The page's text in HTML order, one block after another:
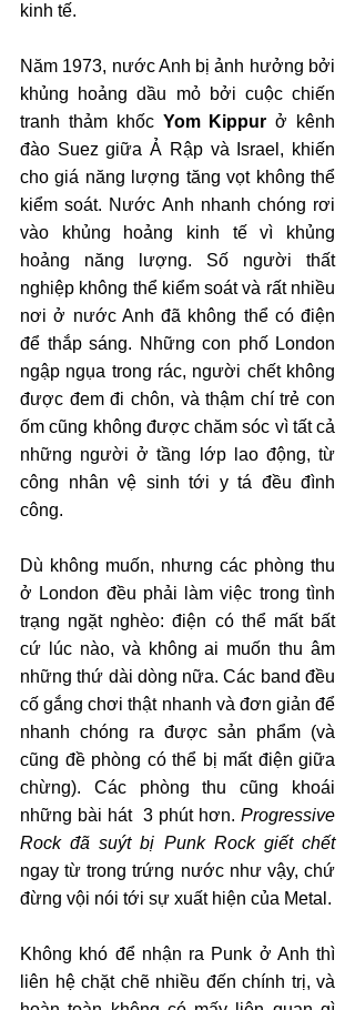
kinh tế.
Năm 1973, nước Anh bị ảnh hưởng bởi
khủng hoảng dầu mỏ bởi cuộc chiến
tranh thảm khốc Yom Kippur ở kênh
đào Suez giữa Ả Rập và Israel, khiến
cho giá năng lượng tăng vọt không thể
kiểm soát. Nước Anh nhanh chóng rơi
vào khủng hoảng kinh tế vì khủng
hoảng năng lượng. Số người thất
nghiệp không thể kiểm soát và rất nhiều
nơi ở nước Anh đã không thể có điện
để thắp sáng. Những con phố London
ngập ngụa trong rác, người chết không
được đem đi chôn, và thậm chí trẻ con
ốm cũng không được chăm sóc vì tất cả
những người ở tầng lớp lao động, từ
công nhân vệ sinh tới y tá đều đình
công.
Dù không muốn, nhưng các phòng thu
ở London đều phải làm việc trong tình
trạng ngặt nghèo: điện có thể mất bất
cứ lúc nào, và không ai muốn thu âm
những thứ dài dòng nữa. Các band đều
cố gắng chơi thật nhanh và đơn giản để
nhanh chóng ra được sản phẩm (và
cũng đề phòng có thể bị mất điện giữa
chừng). Các phòng thu cũng khoái
những bài hát  3 phút hơn. Progressive
Rock đã suýt bị Punk Rock giết chết
ngay từ trong trứng nước như vậy, chứ
đừng vội nói tới sự xuất hiện của Metal.
Không khó để nhận ra Punk ở Anh thì
liên hệ chặt chẽ nhiều đến chính trị, và